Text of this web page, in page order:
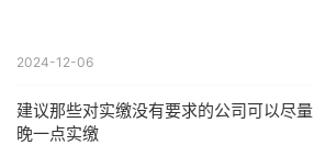
2024-12-06
建议那些对实缴没有要求的公司可以尽量
晚一点实缴